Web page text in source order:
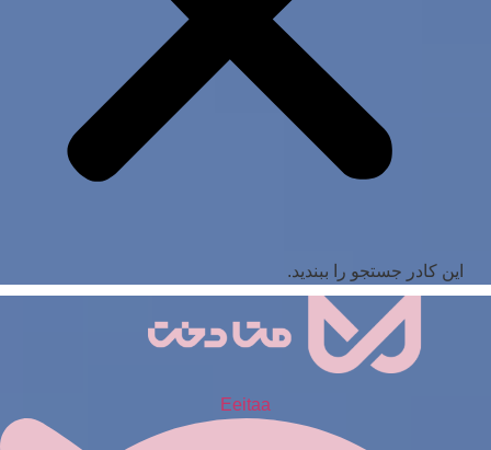
این کادر جستجو را ببندید.
Eeitaa